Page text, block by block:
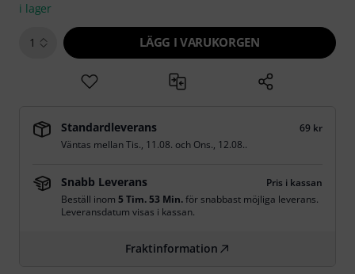
i lager
1 LÄGG I VARUKORGEN
Standardleverans
69 kr
Väntas mellanTis., 11.08. och Ons., 12.08..
Snabb Leverans
Pris i kassan
Beställ inom 5 Tim. 53 Min.för snabbast möjliga leverans.
Leveransdatum visas i kassan.
Fraktinformation